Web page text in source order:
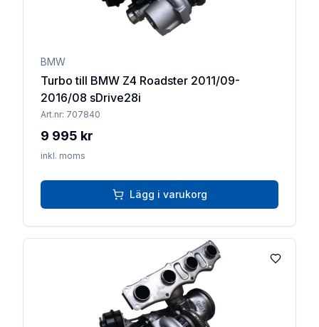
BMW
Turbo till BMW Z4 Roadster 2011/09-
2016/08 sDrive28i
Art.nr: 707840
9 995 kr
inkl. moms
Lägg i varukorg
Lägg till